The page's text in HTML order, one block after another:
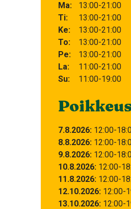
Ma
13:00-21:00
Ti
13:00-21:00
Ke
13:00-21:00
To
13:00-21:00
Pe
13:00-21:00
La
11:00-21:00
Su
11:00-19:00
7.8.2026 12:00
8.8.2026 12:00
9.8.2026 12:00
10.8.2026 12:00
11.8.2026 12:00
12.10.2026 12:00
13.10.2026 12:00